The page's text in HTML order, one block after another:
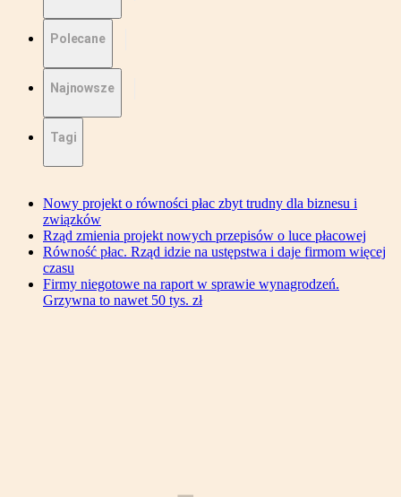
Polecane
Najnowsze
Tagi
Nowy projekt o równości płac zbyt trudny dla biznesu i
związków
Rząd zmienia projekt nowych przepisów o luce płacowej
Równość płac. Rząd idzie na ustępstwa i daje firmom więcej
czasu
Firmy niegotowe na raport w sprawie wynagrodzeń.
Grzywna to nawet 50 tys. zł